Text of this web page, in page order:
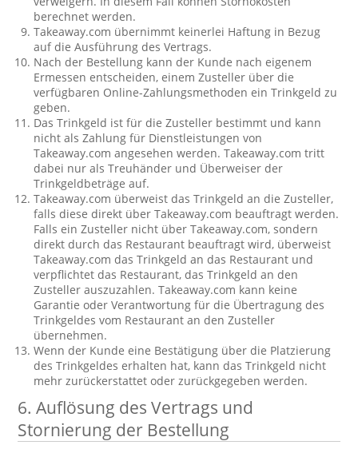
berechnet werden.
Takeaway.com übernimmt keinerlei Haftung in Bezug
auf die Ausführung des Vertrags.
Nach der Bestellung kann der Kunde nach eigenem
Ermessen entscheiden, einem Zusteller über die
verfügbaren Online-Zahlungsmethoden ein Trinkgeld zu
geben.
Das Trinkgeld ist für die Zusteller bestimmt und kann
nicht als Zahlung für Dienstleistungen von
Takeaway.com angesehen werden. Takeaway.com tritt
dabei nur als Treuhänder und Überweiser der
Trinkgeldbeträge auf.
Takeaway.com überweist das Trinkgeld an die Zusteller,
falls diese direkt über Takeaway.com beauftragt werden.
Falls ein Zusteller nicht über Takeaway.com, sondern
direkt durch das Restaurant beauftragt wird, überweist
Takeaway.com das Trinkgeld an das Restaurant und
verpflichtet das Restaurant, das Trinkgeld an den
Zusteller auszuzahlen. Takeaway.com kann keine
Garantie oder Verantwortung für die Übertragung des
Trinkgeldes vom Restaurant an den Zusteller
übernehmen.
Wenn der Kunde eine Bestätigung über die Platzierung
des Trinkgeldes erhalten hat, kann das Trinkgeld nicht
mehr zurückerstattet oder zurückgegeben werden.
6. Auflösung des Vertrags und
Stornierung der Bestellung